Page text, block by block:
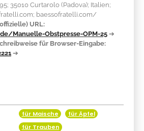
35010 Curtarolo (Padova); Italien;
baessofratelli.com/
URL:
Manuelle-Obstpresse-OPM-25 ➔
für Browser-Eingabe:
➔
für Maische
für Äpfel
für Trauben